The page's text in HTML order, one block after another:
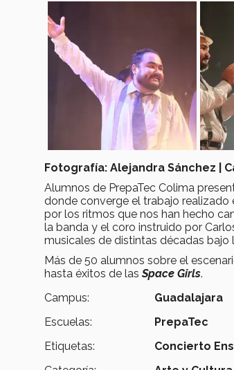
Fotografía: Alejandra Sánchez |
Alumnos de PrepaTec Colima
donde converge el trabajo realizado
por los ritmos que nos han hecho
la banda y el coro instruido por
musicales de distintas décadas bajo
Más de 50 alumnos sobre el
hasta éxitos de lasSpace Girls.
Campus:
Guadalajara
Escuelas:
PrepaTec
Etiquetas:
Concierto